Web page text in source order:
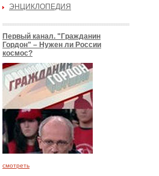
ЭНЦИКЛОПЕДИЯ
Первый канал. "Гражданин
Гордон" – Нужен ли России
космос?
смотреть